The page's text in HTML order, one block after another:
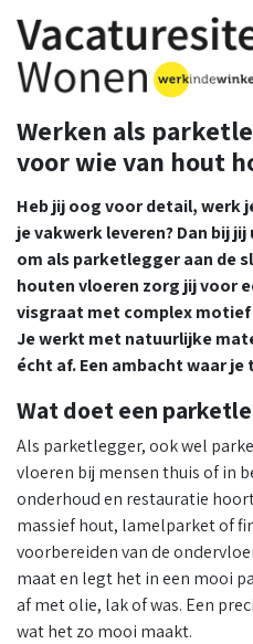
Werken als
voor wie van hout
Heb jij oog voor detail, werk
je vakwerk leveren? Dan bij
om als parketlegger aan de
houten vloeren zorg jij voor
visgraat met complex
Je werkt met natuurlijke
écht af. Een ambacht waar
Wat doet een
Als parketlegger, ook wel
vloeren bij mensen thuis of in
onderhoud en restauratie
massief hout, lamelparket of
voorbereiden van de
maat en legt het in een mooi
af met olie, lak of was. Een
wat het zo mooi maakt.